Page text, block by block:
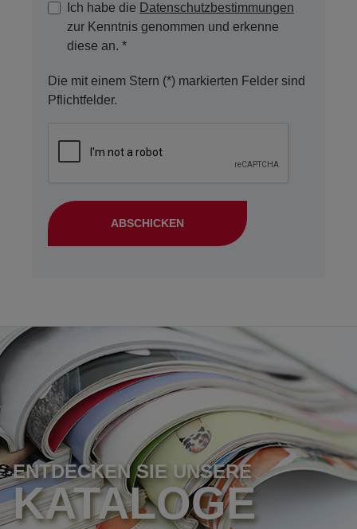
Ich habe die Datenschutzbestimmungen
zur Kenntnis genommen und erkenne
diese an. *
Die mit einem Stern (*) markierten Felder sind
Pflichtfelder.
ABSCHICKEN
ENTDECKEN SIE UNSERE
KATALOGE